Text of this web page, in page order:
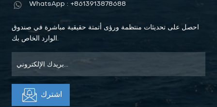
WhatsApp : +8613913878688
احصل على تحديثات منتظمة ورؤى أتمتة حقيقية مباشرة في صندوق
الوارد الخاص بك.